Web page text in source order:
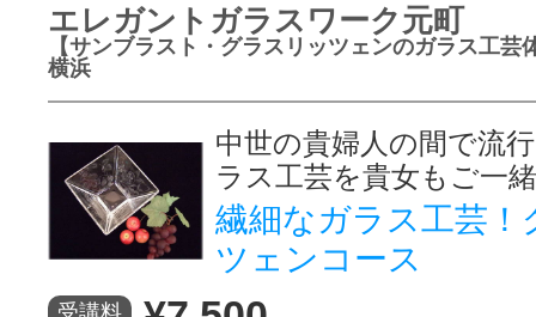
エレガントガラスワーク元町
【サンブラスト・グラスリッツェンのガラス工芸
横浜
中世の貴婦人の間で流
ラス工芸を貴女もご一
繊細なガラス工芸！
ツェンコース
受講料